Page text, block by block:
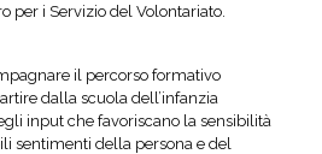
per i Servizio del Volontariato.
il percorso formativo
dalla scuola dell’infanzia
input che favoriscano la sensibilità
sentimenti della persona e del